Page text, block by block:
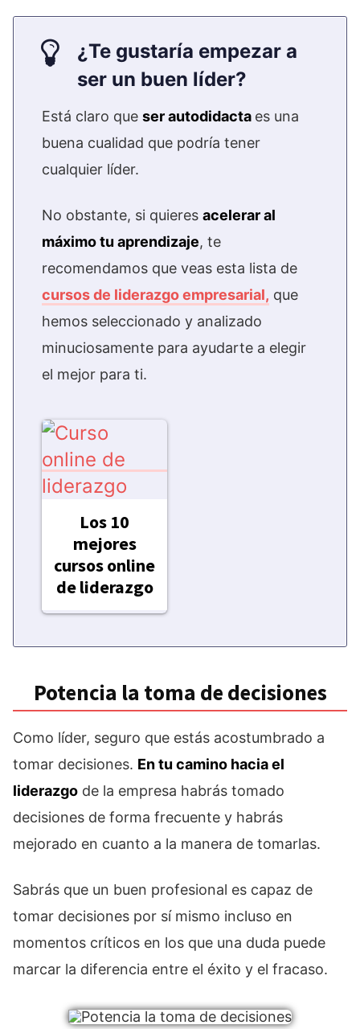
¿Te gustaría empezar a
ser un buen líder?
Está claro que ser autodidacta es una
buena cualidad que podría tener
cualquier líder.
No obstante, si quieres acelerar al
máximo tu aprendizaje, te
recomendamos que veas esta lista de
cursos de liderazgo empresarial, que
hemos seleccionado y analizado
minuciosamente para ayudarte a elegir
el mejor para ti.
Los 10
mejores
cursos online
de liderazgo
Potencia la toma de decisiones
Como líder, seguro que estás acostumbrado a
tomar decisiones. En tu camino hacia el
liderazgo de la empresa habrás tomado
decisiones de forma frecuente y habrás
mejorado en cuanto a la manera de tomarlas.
Sabrás que un buen profesional es capaz de
tomar decisiones por sí mismo incluso en
momentos críticos en los que una duda puede
marcar la diferencia entre el éxito y el fracaso.